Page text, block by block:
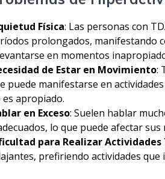
Física: Las personas con
prolongados, manifestando
en momentos
de Estar en Movimiento:
puede manifestarse en
es apropiado.
en Exceso: Suelen hablar
lo que puede afectar
para Realizar Actividades
prefiriendo actividades que